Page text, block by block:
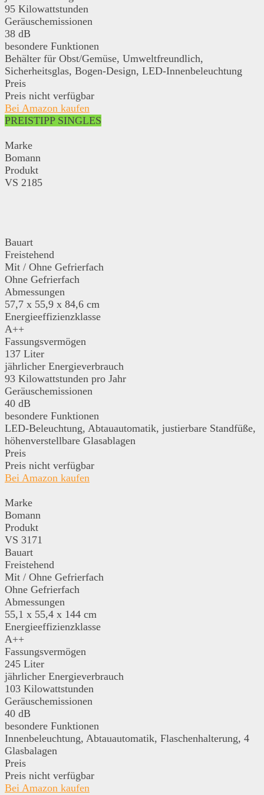
95 Kilowattstunden
Geräuschemissionen
38 dB
besondere Funktionen
Behälter für Obst/Gemüse, Umweltfreundlich,
Sicherheitsglas, Bogen-Design, LED-Innenbeleuchtung
Preis
Preis nicht verfügbar
Bei Amazon kaufen
PREISTIPP SINGLES
Marke
Bomann
Produkt
VS 2185
Bauart
Freistehend
Mit / Ohne Gefrierfach
Ohne Gefrierfach
Abmessungen
57,7 x 55,9 x 84,6 cm
Energieeffizienzklasse
A++
Fassungsvermögen
137 Liter
jährlicher Energieverbrauch
93 Kilowattstunden pro Jahr
Geräuschemissionen
40 dB
besondere Funktionen
LED-Beleuchtung, Abtauautomatik, justierbare Standfüße,
höhenverstellbare Glasablagen
Preis
Preis nicht verfügbar
Bei Amazon kaufen
Marke
Bomann
Produkt
VS 3171
Bauart
Freistehend
Mit / Ohne Gefrierfach
Ohne Gefrierfach
Abmessungen
55,1 x 55,4 x 144 cm
Energieeffizienzklasse
A++
Fassungsvermögen
245 Liter
jährlicher Energieverbrauch
103 Kilowattstunden
Geräuschemissionen
40 dB
besondere Funktionen
Innenbeleuchtung, Abtauautomatik, Flaschenhalterung, 4
Glasbalagen
Preis
Preis nicht verfügbar
Bei Amazon kaufen